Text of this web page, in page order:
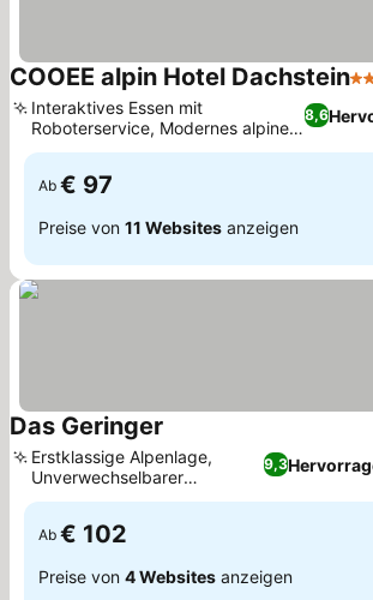
COOEE alpin Hotel Dachstein3
8,6
Interaktives Essen mit
Roboterservice, Modernes alpines
Sporthotelkonzept
Ab € 97
Preise von 11 Websites anzeigen
Das Geringer
9,3
Erstklassige Alpenlage,
Unverwechselbarer
Kaiserschmarrn
Ab € 102
Preise von 4 Websites anzeigen